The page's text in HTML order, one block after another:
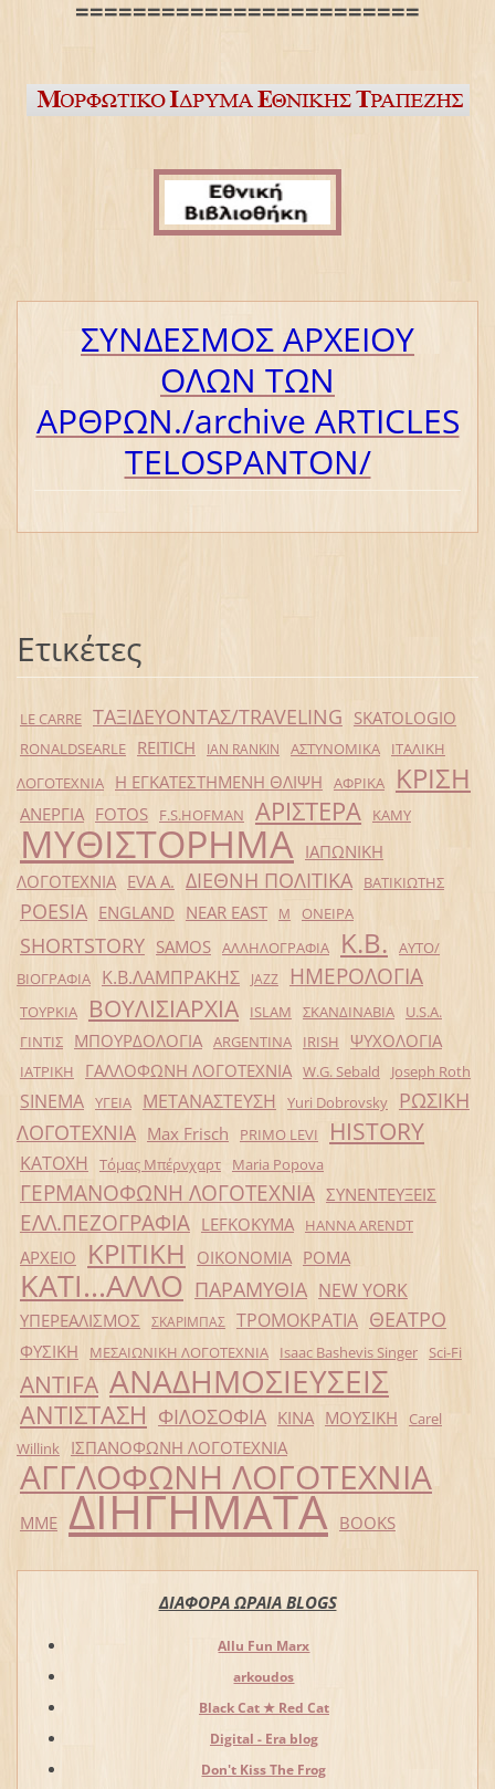
========================
ΣΥΝΔΕΣΜΟΣ ΑΡΧΕΙΟΥ
ΟΛΩΝ ΤΩΝ
ΑΡΘΡΩΝ./archive ΑRTICLES
TELOSPANTON/
Ετικέτες
LE CARRE ΤΑΞΙΔΕΥΟΝΤΑΣ/TRAVELING SKATOLOGIO
RONALDSEARLE REITICH IAN RANKIN ΑΣΤΥΝΟΜΙΚΑ
ΙΤΑΛΙΚΗ
ΛΟΓΟΤΕΧΝΙΑ
Η ΕΓΚΑΤΕΣΤΗΜΕΝΗ ΘΛΙΨΗ ΑΦΡΙΚΑ ΚΡΙΣΗ
ΑΝΕΡΓΙΑ FOTOS F.S.HOFMAN ΑΡΙΣΤΕΡΑ ΚΑΜΥ
ΜΥΘΙΣΤΟΡΗΜΑ ΙΑΠΩΝΙΚΗ
ΛΟΓΟΤΕΧΝΙΑ EVA Α. ΔΙΕΘΝΗ ΠΟΛΙΤΙΚΑ ΒΑΤΙΚΙΩΤΗΣ
POESIA ENGLAND NEAR EAST Μ ΟΝΕΙΡΑ
SHORTSTORY SAMOS ΑΛΛΗΛΟΓΡΑΦΙΑ Κ.Β.
ΑΥΤΟ/
ΒΙΟΓΡΑΦΙΑ
Κ.Β.ΛΑΜΠΡΑΚΗΣ JAZZ ΗΜΕΡΟΛΟΓΙΑ
ΤΟΥΡΚΙΑ ΒΟΥΛΙΣΙΑΡΧΙΑ ISLAM ΣΚΑΝΔΙΝΑΒΙΑ
U.S.A.
ΓΙΝΤΙΣ
ΜΠΟΥΡΔΟΛΟΓΙΑ ARGENTINA IRISH ΨΥΧΟΛΟΓΙΑ
ΙΑΤΡΙΚΗ ΓΑΛΛΟΦΩΝΗ ΛΟΓΟΤΕΧΝΙΑ W.G. Sebald Joseph Roth
SINEMA ΥΓΕΙΑ ΜΕΤΑΝΑΣΤΕΥΣΗ Yuri Dobrovsky
ΡΩΣΙΚΗ
ΛΟΓΟΤΕΧΝΙΑ Max Frisch PRIMO LEVI HISTORY
ΚΑΤΟΧΗ Τόμας Μπέρνχαρτ Maria Popova
ΓΕΡΜΑΝΟΦΩΝΗ ΛΟΓΟΤΕΧΝΙΑ ΣΥΝΕΝΤΕΥΞΕΙΣ
ΕΛΛ.ΠΕΖΟΓΡΑΦΙΑ LEFKOKYMA HANNA ARENDT
ΑΡΧΕΙΟ ΚΡΙΤΙΚΗ ΟΙΚΟΝΟΜΙΑ ΡΟΜΑ
ΚΑΤΙ...ΑΛΛΟ ΠΑΡΑΜΥΘΙΑ NEW YORK
ΥΠΕΡΕΑΛΙΣΜΟΣ ΣΚΑΡΙΜΠΑΣ ΤΡΟΜΟΚΡΑΤΙΑ ΘΕΑΤΡΟ
ΦΥΣΙΚΗ ΜΕΣΑΙΩΝΙΚΗ ΛΟΓΟΤΕΧΝΙΑ Isaac Bashevis Singer Sci-Fi
ANTIFA ΑΝΑΔΗΜΟΣΙΕΥΣΕΙΣ
ΑΝΤΙΣΤΑΣΗ ΦΙΛΟΣΟΦΙΑ ΚΙΝΑ ΜΟΥΣΙΚΗ
Carel
Willink
ΙΣΠΑΝΟΦΩΝΗ ΛΟΓΟΤΕΧΝΙΑ
ΑΓΓΛΟΦΩΝΗ ΛΟΓΟΤΕΧΝΙΑ
ΜΜΕ ΔΙΗΓΗΜΑΤΑ BOOKS
ΔΙΑΦΟΡΑ ΩΡΑΙΑ BLOGS
Allu Fun Marx
arkoudos
Black Cat ★ Red Cat
Digital - Era blog
Don't Kiss The Frog